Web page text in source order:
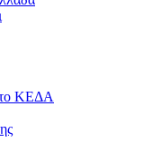
το ΚΕΔΑ